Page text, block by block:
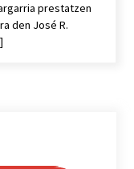
prestatzen
den José R.